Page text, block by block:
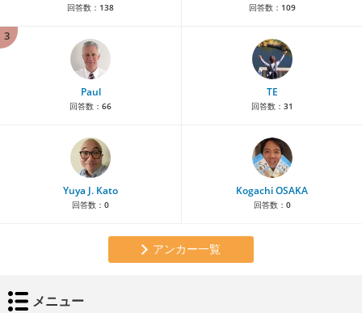
回答数： 138 回答数： 109
3
Paul
回答数： 66
TE
回答数： 31
Yuya J. Kato
回答数： 0
Kogachi OSAKA
回答数： 0
アンカー一覧
メニュー